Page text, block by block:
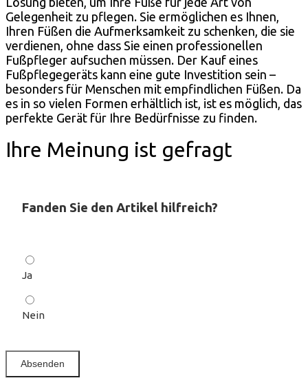
Gelegenheit zu pflegen. Sie ermöglichen es Ihnen,
Ihren Füßen die Aufmerksamkeit zu schenken, die sie
verdienen, ohne dass Sie einen professionellen
Fußpfleger aufsuchen müssen. Der Kauf eines
Fußpflegegeräts kann eine gute Investition sein –
besonders für Menschen mit empfindlichen Füßen. Da
es in so vielen Formen erhältlich ist, ist es möglich, das
perfekte Gerät für Ihre Bedürfnisse zu finden.
Ihre Meinung ist gefragt
Fanden Sie den Artikel hilfreich?
Ja
Nein